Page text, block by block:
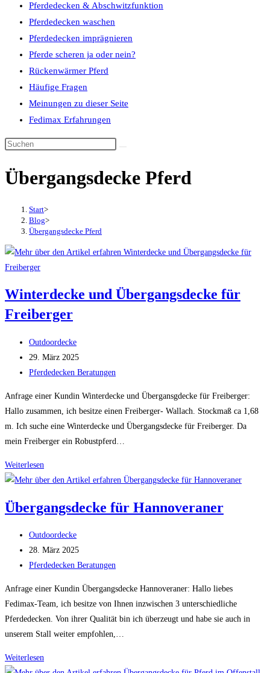
Pferdedecken & Abschwitzfunktion
Pferdedecken waschen
Pferdedecken imprägnieren
Pferde scheren ja oder nein?
Rückenwärmer Pferd
Häufige Fragen
Meinungen zu dieser Seite
Fedimax Erfahrungen
Diese
durchsuchen
Übergangsdecke Pferd
Start>
Blog>
Übergangsdecke Pferd
Winterdecke und Übergangsdecke für
Freiberger
Beitrags-
Autor:
Outdoordecke
Beitrag
veröffentlicht:
29. März 2025
Beitrags-
Pferdedecken Beratungen
Anfrage einer Kundin Winterdecke und Übergansgdecke für Freiberger:
Hallo zusammen, ich besitze einen Freiberger- Wallach. Stockmaß ca 1,68
m. Ich suche eine Winterdecke und Übergangsdecke für Freiberger. Da
mein Freiberger ein Robustpferd…
Weiterlesen
und
für
Übergangsdecke für Hannoveraner
Beitrags-
Autor:
Outdoordecke
Beitrag
veröffentlicht:
28. März 2025
Beitrags-
Pferdedecken Beratungen
Anfrage einer Kundin Übergangsdecke Hannoveraner: Hallo liebes
Fedimax-Team, ich besitze von Ihnen inzwischen 3 unterschiedliche
Pferdedecken. Von ihrer Qualität bin ich überzeugt und habe sie auch in
unserem Stall weiter empfohlen,…
Weiterlesen